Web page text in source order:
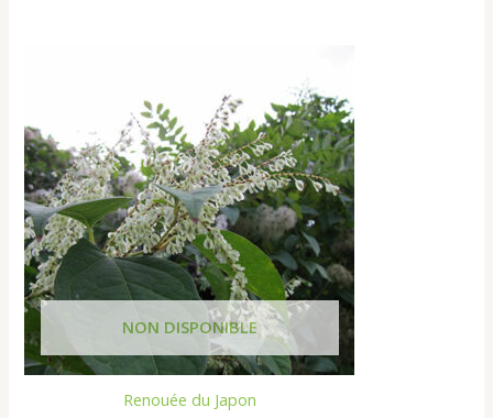
Renouée du Japon